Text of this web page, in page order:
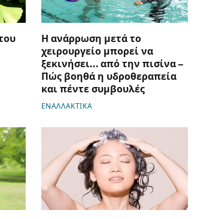
Η ανάρρωση μετά το
χειρουργείο μπορεί να
ξεκινήσει… από την πισίνα –
Πώς βοηθά η υδροθεραπεία
και πέντε συμβουλές
ΕΝΑΛΛΑΚΤΙΚΑ